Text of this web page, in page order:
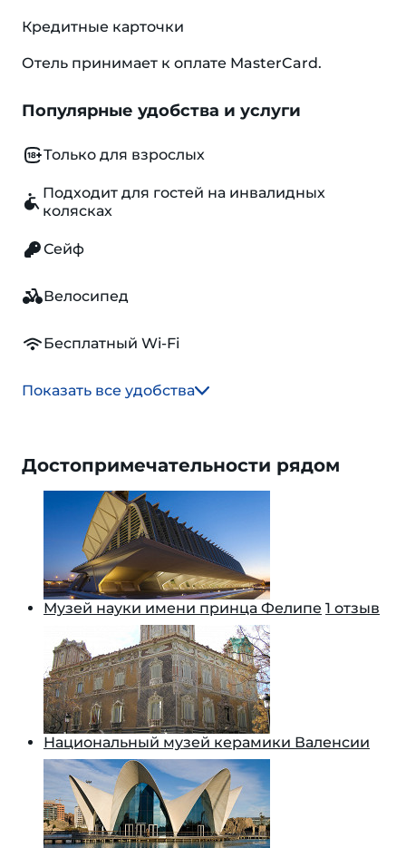
Кредитные карточки
Отель принимает к оплате MasterCard.
Популярные удобства и услуги
Только для взрослых
Подходит для гостей на инвалидных
колясках
Сейф
Велосипед
Бесплатный Wi-Fi
Показать все удобства
Достопримечательности рядом
Музей науки имени принца Фелипе 1 отзыв
Национальный музей керамики Валенсии